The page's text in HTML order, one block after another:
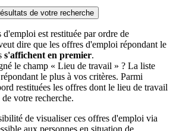
de votre recherche
est restituée par ordre de
dire que les offres d'emploi répondant le
s'affichent en premier.
le champ « Lieu de travail » ? La liste
le plus à vos critères. Parmi
restituées les offres dont le lieu de travail
votre recherche.
de visualiser ces offres d'emploi via
aux personnes en situation de